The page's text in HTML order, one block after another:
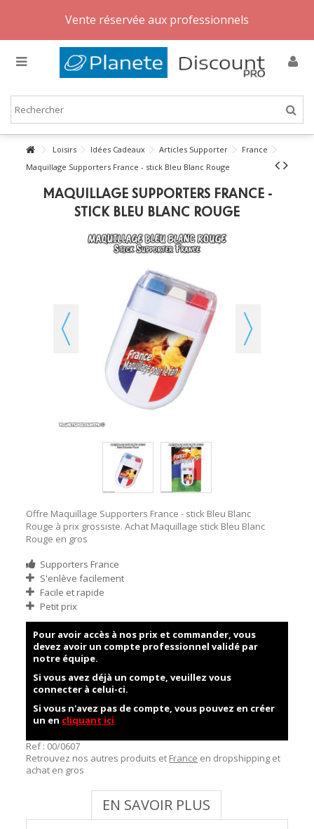
Vente réservée aux professionnels
Loisirs Idées Cadeaux Articles Supporter
France
Maquillage Supporters France - stick Bleu Blanc Rouge
MAQUILLAGE SUPPORTERS FRANCE -
STICK BLEU BLANC ROUGE
Offre Maquillage Supporters France - stick Bleu Blanc
Rouge à prix grossiste. Achat Maquillage stick Bleu Blanc
Rouge en gros
Supporters France
S'enlève facilement
Facile et rapide
Petit prix
Pour avoir accès à nos prix et commander, vous
devez avoir un compte professionnel validé par
notre équipe.
Si vous avez déjà un compte, veuillez vous
connecter à celui-ci.
Si vous n'avez pas de compte, vous pouvez en créer
un en cliquant ici
Ref : 00/0607
Retrouvez nos autres produits et France en dropshipping et
achat en gros
EN SAVOIR PLUS